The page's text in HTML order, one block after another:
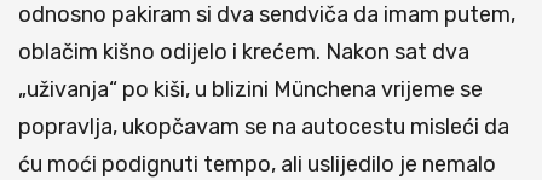
odnosno pakiram si dva sendviča da imam putem,
oblačim kišno odijelo i krećem. Nakon sat dva
„uživanja“ po kiši, u blizini Münchena vrijeme se
popravlja, ukopčavam se na autocestu misleći da
ću moći podignuti tempo, ali uslijedilo je nemalo